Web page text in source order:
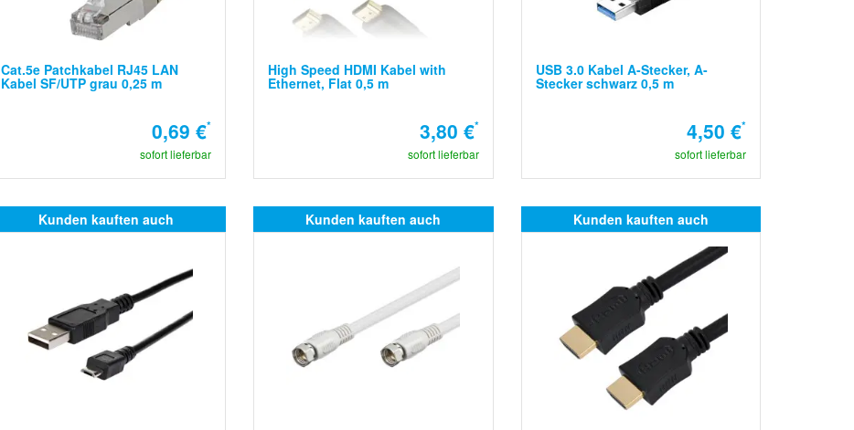
Cat.5e Patchkabel RJ45 LAN
Kabel SF/UTP grau 0,25 m
0,69 €*
sofort lieferbar
High Speed HDMI Kabel with
Ethernet, Flat 0,5 m
3,80 €*
sofort lieferbar
USB 3.0 Kabel A-Stecker, A-
Stecker schwarz 0,5 m
4,50 €*
sofort lieferbar
Kunden kauften auch Kunden kauften auch Kunden kauften auch